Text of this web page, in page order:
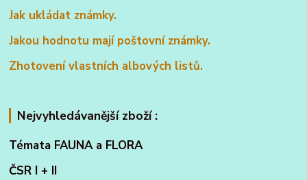
Jak ukládat známky.
Jakou hodnotu mají poštovní známky.
Zhotovení vlastních albových listů.
Nejvyhledávanější zboží :
Témata FAUNA a FLORA
ČSR I + II